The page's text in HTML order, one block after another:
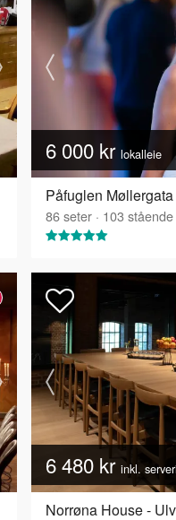
6 000 kr lokalleie
Påfuglen
86seter · 103 stående
6 480 kr inkl.
Norrøna House -